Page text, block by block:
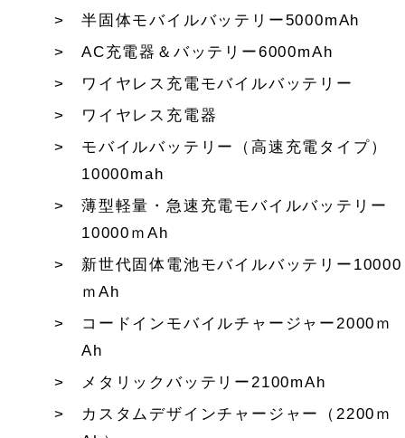
半固体モバイルバッテリー5000mAh
AC充電器＆バッテリー6000mAh
ワイヤレス充電モバイルバッテリー
ワイヤレス充電器
モバイルバッテリー（高速充電タイプ）
10000mah
薄型軽量・急速充電モバイルバッテリー
10000ｍAh
新世代固体電池モバイルバッテリー10000
ｍAh
コードインモバイルチャージャー2000ｍ
Ah
メタリックバッテリー2100mAh
カスタムデザインチャージャー（2200ｍ